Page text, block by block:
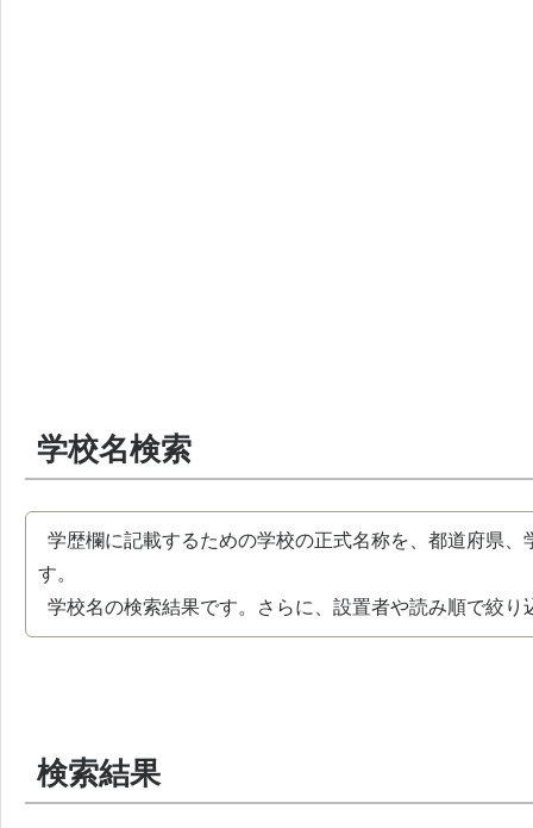
学校名検索
学歴欄に記載するための学校の正式名称を、都道府県
す。
学校名の検索結果です。さらに、設置者や読み順で絞り
検索結果